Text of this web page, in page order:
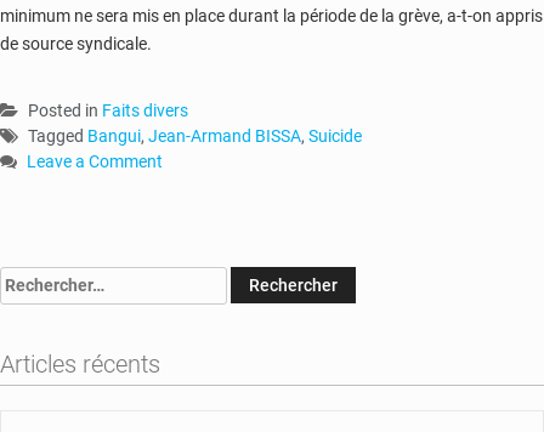
minimum ne sera mis en place durant la période de la grève, a-t-on appris
de source syndicale.
Posted in Faits divers
Tagged Bangui, Jean-Armand BISSA, Suicide
Leave a Comment
auxiliaire
se
suicide
Rechercher :
Articles récents